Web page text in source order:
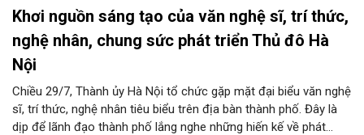
Khơi nguồn sáng tạo của văn nghệ sĩ, trí thức,
nghệ nhân, chung sức phát triển Thủ đô Hà
Nội
Chiều 29/7, Thành ủy Hà Nội tổ chức gặp mặt đại biểu văn nghệ
sĩ, trí thức, nghệ nhân tiêu biểu trên địa bàn thành phố. Đây là
dịp để lãnh đạo thành phố lắng nghe những hiến kế về phát